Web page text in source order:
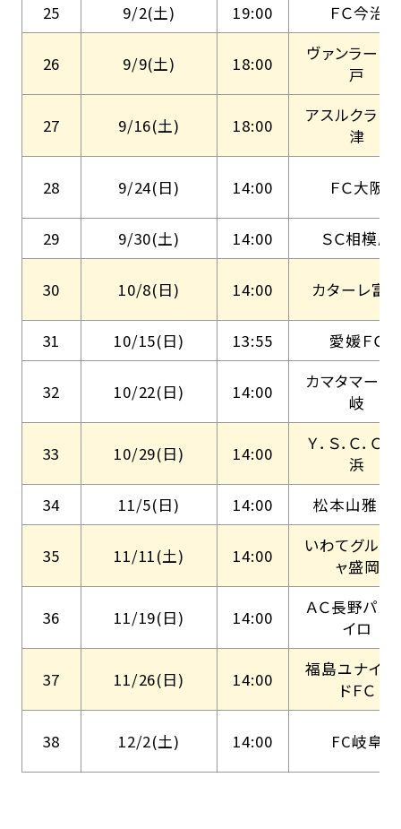
25 9/2(土) 19:00 ＦＣ今治
26 9/9(土) 18:00
ヴァンラーレ
戸
27 9/16(土) 18:00
アスルクラロ
津
28 9/24(日) 14:00 ＦＣ大阪
29 9/30(土) 14:00 ＳＣ相模原
30 10/8(日) 14:00 カターレ富
31 10/15(日) 13:55 愛媛ＦＣ
32 10/22(日) 14:00
カマタマーレ
岐
33 10/29(日) 14:00
Ｙ．Ｓ．Ｃ．Ｃ．
浜
34
11/5(日) 14:00 松本山雅ＦＣ
35 11/11(土) 14:00
いわてグルー
ャ盛岡
36 11/19(日) 14:00
ＡＣ長野パル
イロ
37 11/26(日) 14:00
福島ユナイテ
ドＦＣ
38 12/2(土) 14:00 FC岐阜